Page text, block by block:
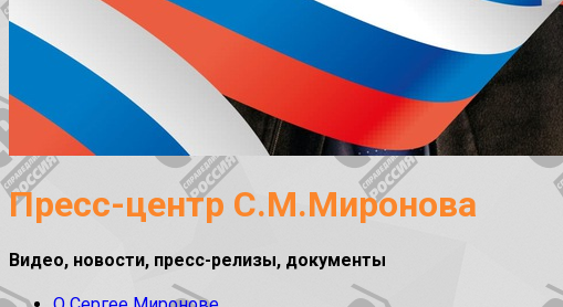
Пресс-центр С.М.Миронова
Видео, новости, пресс-релизы, документы